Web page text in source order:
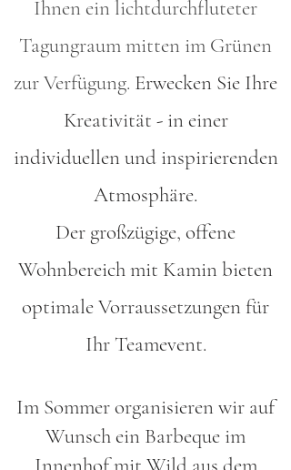
Ihnen ein lichtdurchfluteter
Tagungraum mitten im Grünen
zur Verfügung. Erwecken Sie Ihre
Kreativität - in einer
individuellen und inspirierenden
Atmosphäre.
Der großzügige, offene
Wohnbereich mit Kamin bieten
optimale Vorraussetzungen für
Ihr Teamevent.
Im Sommer organisieren wir auf
Wunsch ein Barbeque im